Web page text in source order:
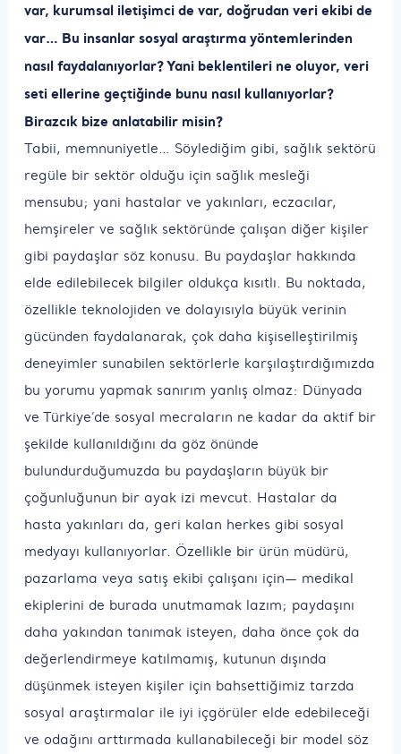
var, kurumsal iletişimci de var, doğrudan veri ekibi de
var… Bu insanlar sosyal araştırma yöntemlerinden
nasıl faydalanıyorlar? Yani beklentileri ne oluyor, veri
seti ellerine geçtiğinde bunu nasıl kullanıyorlar?
Birazcık bize anlatabilir misin?
Tabii, memnuniyetle… Söylediğim gibi, sağlık sektörü
regüle bir sektör olduğu için sağlık mesleği
mensubu; yani hastalar ve yakınları, eczacılar,
hemşireler ve sağlık sektöründe çalışan diğer kişiler
gibi paydaşlar söz konusu. Bu paydaşlar hakkında
elde edilebilecek bilgiler oldukça kısıtlı. Bu noktada,
özellikle teknolojiden ve dolayısıyla büyük verinin
gücünden faydalanarak, çok daha kişiselleştirilmiş
deneyimler sunabilen sektörlerle karşılaştırdığımızda
bu yorumu yapmak sanırım yanlış olmaz: Dünyada
ve Türkiye’de sosyal mecraların ne kadar da aktif bir
şekilde kullanıldığını da göz önünde
bulundurduğumuzda bu paydaşların büyük bir
çoğunluğunun bir ayak izi mevcut. Hastalar da
hasta yakınları da, geri kalan herkes gibi sosyal
medyayı kullanıyorlar. Özellikle bir ürün müdürü,
pazarlama veya satış ekibi çalışanı için— medikal
ekiplerini de burada unutmamak lazım; paydaşını
daha yakından tanımak isteyen, daha önce çok da
değerlendirmeye katılmamış, kutunun dışında
düşünmek isteyen kişiler için bahsettiğimiz tarzda
sosyal araştırmalar ile iyi içgörüler elde edebileceği
ve odağını arttırmada kullanabileceği bir model söz